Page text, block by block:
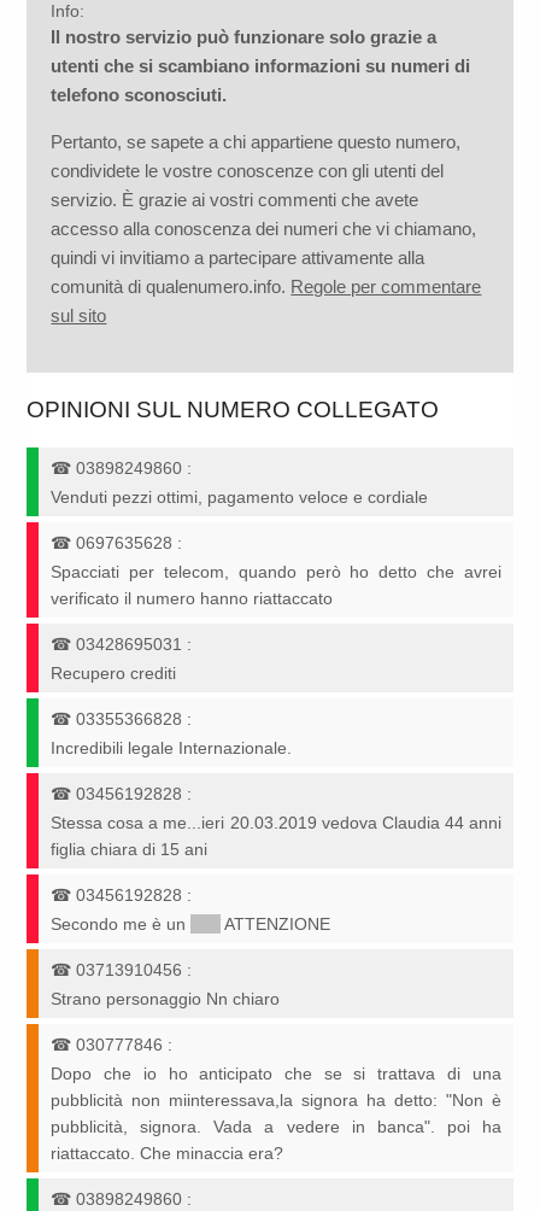
Info:
Il nostro servizio può funzionare solo grazie a
utenti che si scambiano informazioni su numeri di
telefono sconosciuti.
Pertanto, se sapete a chi appartiene questo numero,
condividete le vostre conoscenze con gli utenti del
servizio. È grazie ai vostri commenti che avete
accesso alla conoscenza dei numeri che vi chiamano,
quindi vi invitiamo a partecipare attivamente alla
comunità di qualenumero.info. Regole per commentare
sul sito
OPINIONI SUL NUMERO COLLEGATO
☎03898249860 :
Venduti pezzi ottimi, pagamento veloce e cordiale
☎0697635628 :
Spacciati per telecom, quando però ho detto che avrei
verificato il numero hanno riattaccato
☎03428695031 :
Recupero crediti
☎03355366828 :
Incredibili legale Internazionale.
☎03456192828 :
Stessa cosa a me...ieri 20.03.2019 vedova Claudia 44 anni
figlia chiara di 15 ani
☎03456192828 :
Secondo me è un
*****ATTENZIONE
☎03713910456 :
Strano personaggio Nn chiaro
☎030777846 :
Dopo che io ho anticipato che se si trattava di una
pubblicità non miinteressava,la signora ha detto: "Non è
pubblicità, signora. Vada a vedere in banca". poi ha
riattaccato. Che minaccia era?
☎03898249860 :